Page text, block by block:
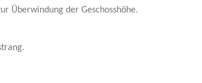
Überwindung der Geschosshöhe.